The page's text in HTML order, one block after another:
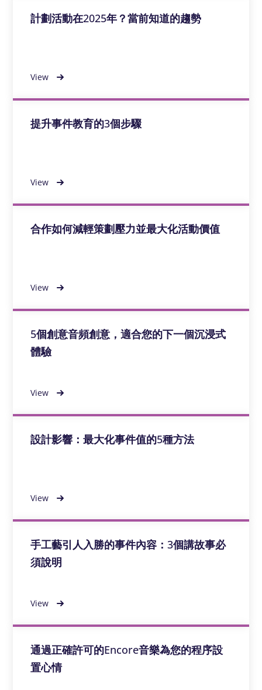
計劃活動在2025年？當前知道的趨勢
View
提升事件教育的3個步驟
View
合作如何減輕策劃壓力並最大化活動價值
View
5個創意音頻創意，適合您的下一個沉浸式
體驗
View
設計影響：最大化事件值的5種方法
View
手工藝引人入勝的事件內容：3個講故事必
須說明
View
通過正確許可的Encore音樂為您的程序設
置心情